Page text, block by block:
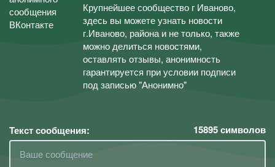
Крупнейшее сообщество г Иваново,
здесь вы можете узнать новости
г.Иваново, района и не только, также
можно делиться новостями,
оставлять отзывы, анонимность
гарантируется при условии подписи
под записью "Анонимно"
Текст сообщения: 15895символов